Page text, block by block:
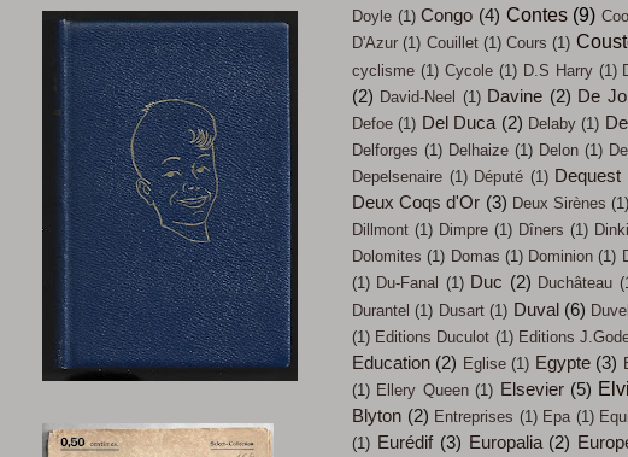
Doyle (1) Congo (4) Contes (9)
D'Azur (1) Couillet (1) Cours (1)
cyclisme (1) Cycole (1) D.S Harry (1)
(2) David-Neel (1) Davine (2) De
Defoe (1) Del Duca (2) Delaby (1)
Delforges (1) Delhaize (1) Delon (1)
Depelsenaire (1) Député (1) Dequest
Deux Coqs d'Or (3) Deux Sirènes (1)
Dillmont (1) Dimpre (1) Dîners (1)
Dolomites (1) Domas (1) Dominion (1)
(1) Du-Fanal (1) Duc (2) Duchâteau
Durantel (1) Dusart (1) Duval (6) Duvel
(1) Editions Duculot (1) Editions
Education (2) Eglise (1) Egypte (3)
(1) Ellery Queen (1) Elsevier (5)
Blyton (2) Entreprises (1) Epa (1)
(1) Eurédif (3) Europalia (2)